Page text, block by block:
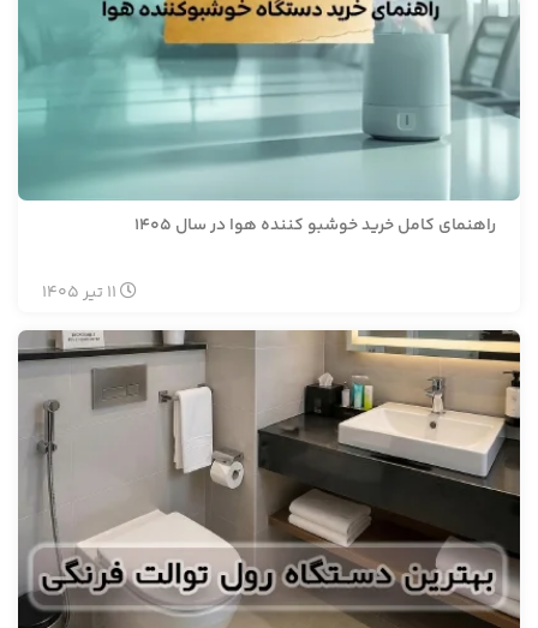
راهنمای کامل خرید خوشبو کننده هوا در سال 1405
11 تیر1405